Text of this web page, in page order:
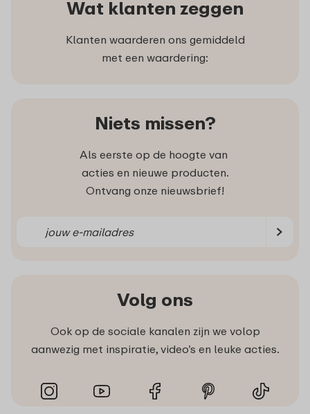
Wat klanten zeggen
Klanten waarderen ons gemiddeld
met een waardering:
Niets missen?
Als eerste op de hoogte van
acties en nieuwe producten.
Ontvang onze nieuwsbrief!
Volg ons
Ook op de sociale kanalen zijn we volop
aanwezig met inspiratie, video’s en leuke acties.